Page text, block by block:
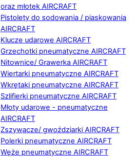
oraz młotek AIRCRAFT
Pistolety do sodowania / piaskowania
AIRCRAFT
Klucze udarowe AIRCRAFT
Grzechotki pneumatyczne AIRCRAFT
Nitownice/ Grawerka AIRCRAFT
Wiertarki pneumatyczne AIRCRAFT
Wkrętaki pneumatyczne AIRCRAFT
Szlifierki pneumatyczne AIRCRAFT
Młoty udarowe - pneumatyczne
AIRCRAFT
Zszywacze/ gwoździarki AIRCRAFT
Polerki pneumatyczne AIRCRAFT
Węże pneumatyczne AIRCRAFT